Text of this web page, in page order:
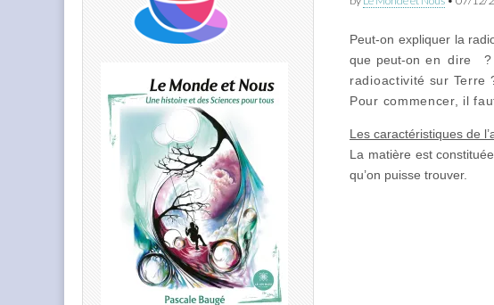
Peut-on expliquer la
que peut-onen dire
?
radioactivité sur Terre
Pour commencer, il
Les caractéristiques de
La matière est
qu’on puisse trouver.